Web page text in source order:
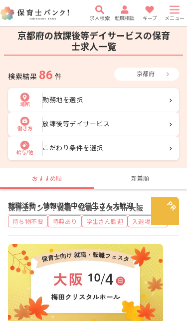
求人検索 転職相談 キープ メニュー
京都府の放課後等デイサービスの保育
士求人一覧
検索結果 86 件 京都府
場所
勤務地を選択
働き方
放課後等デイサービス
給与/他
こだわり条件を選択
おすすめ順 新着順
保育士バンク！就職・転職フェスタ in 大阪
就職活動・情報収集中の学生さん大歓迎！
持ち物不要 特典あり 学生さん歓迎 入退場自由